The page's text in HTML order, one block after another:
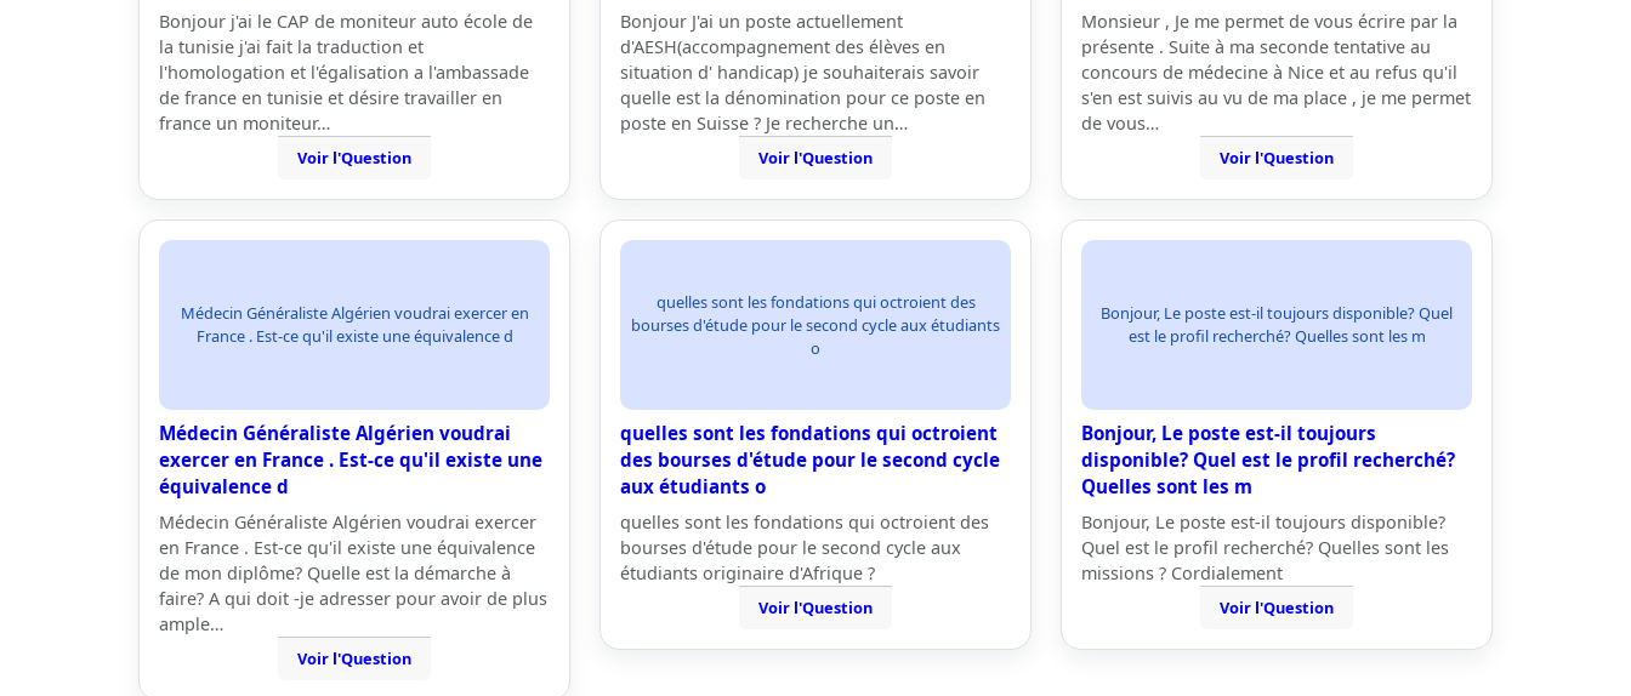
Bonjour j'ai le CAP de moniteur auto école de
la tunisie j'ai fait la traduction et
l'homologation et l'égalisation a l'ambassade
de france en tunisie et désire travailler en
france un moniteur…
Voir l'Question
Bonjour J'ai un poste actuellement
d'AESH(accompagnement des élèves en
situation d' handicap) je souhaiterais savoir
quelle est la dénomination pour ce poste en
poste en Suisse ? Je recherche un…
Voir l'Question
Monsieur , Je me permet de vous écrire par la
présente . Suite à ma seconde tentative au
concours de médecine à Nice et au refus qu'il
s'en est suivis au vu de ma place , je me permet
de vous…
Voir l'Question
Médecin Généraliste Algérien voudrai exercer en
France . Est-ce qu'il existe une équivalence d
Médecin Généraliste Algérien voudrai
exercer en France . Est-ce qu'il existe une
équivalence d
Médecin Généraliste Algérien voudrai exercer
en France . Est-ce qu'il existe une équivalence
de mon diplôme? Quelle est la démarche à
faire? A qui doit -je adresser pour avoir de plus
ample…
Voir l'Question
quelles sont les fondations qui octroient des
bourses d'étude pour le second cycle aux étudiants
o
quelles sont les fondations qui octroient
des bourses d'étude pour le second cycle
aux étudiants o
quelles sont les fondations qui octroient des
bourses d'étude pour le second cycle aux
étudiants originaire d'Afrique ?
Voir l'Question
Bonjour, Le poste est-il toujours disponible? Quel
est le profil recherché? Quelles sont les m
Bonjour, Le poste est-il toujours
disponible? Quel est le profil recherché?
Quelles sont les m
Bonjour, Le poste est-il toujours disponible?
Quel est le profil recherché? Quelles sont les
missions ? Cordialement
Voir l'Question